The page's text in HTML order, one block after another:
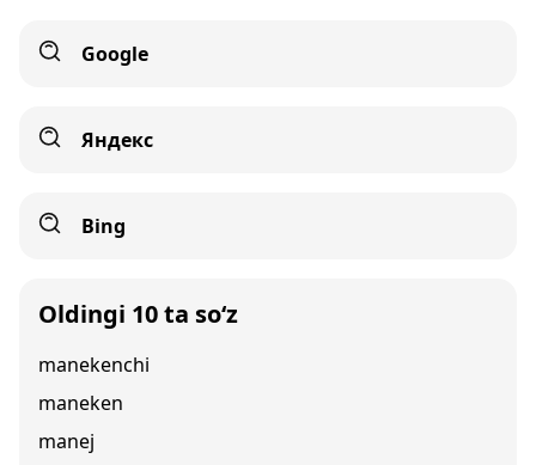
Google
Яндекс
Bing
Oldingi 10 ta so‘z
manekenchi
maneken
manej